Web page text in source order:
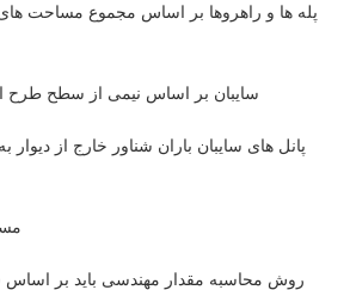
3. سایبان بر اساس نیمی از سطح
5.